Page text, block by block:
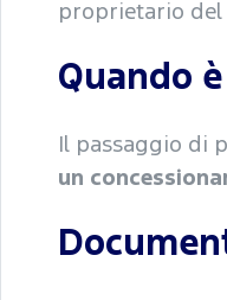
proprietario del
Quando
Il passaggio di
un